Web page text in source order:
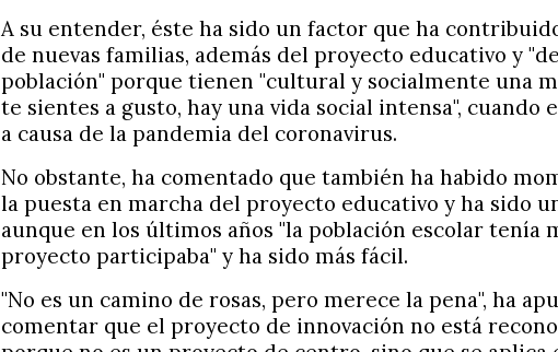
A su entender, éste ha sido un factor que ha
de nuevas familias, además del proyecto educativo y
población" porque tienen "cultural y socialmente una
te sientes a gusto, hay una vida social intensa", cuando
a causa de la pandemia del coronavirus.
No obstante, ha comentado que también ha habido
la puesta en marcha del proyecto educativo y ha sido
aunque en los últimos años "la población escolar tenía
proyecto participaba" y ha sido más fácil.
"No es un camino de rosas, pero merece la pena", ha
comentar que el proyecto de innovación no está